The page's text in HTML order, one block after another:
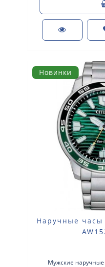
Новинки
Наручные часы
Мужские